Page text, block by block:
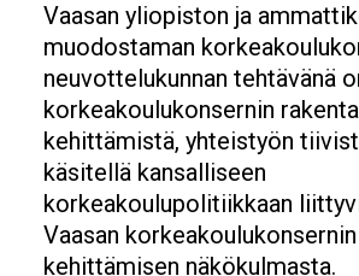
Vaasan yliopiston ja
muodostaman
neuvottelukunnan tehtävänä
korkeakoulukonsernin
kehittämistä, yhteistyön
käsitellä kansalliseen
korkeakoulupolitiikkaan
Vaasan korkeakoulukonsernin
kehittämisen näkökulmasta.